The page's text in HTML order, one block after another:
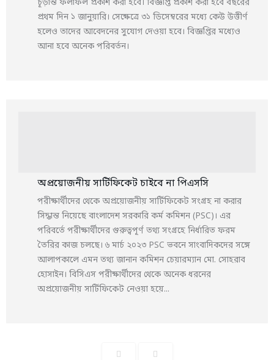
চূড়ান্ত ফলাফল প্রকাশ করা হবে। বিজ্ঞপ্তি প্রকাশ করা হবে বছরের
প্রথম দিন ১ জানুয়ারি। সেক্ষেত্রে ৩১ ডিসেম্বরের মধ্যে কেউ উত্তীর্ণ
হলেও তাদের আবেদনের সুযোগ দেওয়া হবে। বিজ্ঞপ্তির মধ্যেও
আনা হবে অনেক পরিবর্তন।
অপ্রয়োজনীয় সার্টিফিকেট চাইবে না পিএসসি
পরীক্ষার্থীদের থেকে অপ্রয়োজনীয় সার্টিফিকেট সংগ্রহ না করার
সিদ্ধান্ত নিয়েছে বাংলাদেশ সরকারি কর্ম কমিশন (PSC)। এর
পরিবর্তে পরীক্ষার্থীদের গুরুত্বপূর্ণ তথ্য সংগ্রহে নির্ধারিত ফরম
তৈরির কাজ চলছে। ৬ মার্চ ২০২৩ PSC ভবনে সাংবাদিকদের সঙ্গে
আলাপকালে এমন তথ্য জানান কমিশন চেয়ারম্যান মো. সোহরাব
হোসাইন। বিসিএস পরীক্ষার্থীদের থেকে অনেক ধরনের
অপ্রয়োজনীয় সার্টিফিকেট নেওয়া হয়ে...